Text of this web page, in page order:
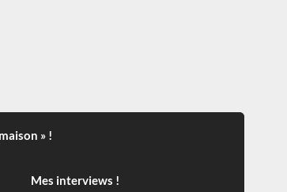
actualités sur la santé, sur les vaccins, de
» !
Mes interviews !